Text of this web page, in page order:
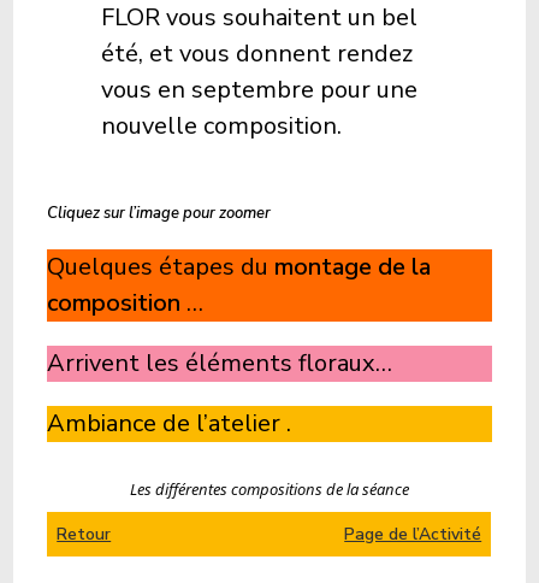
FLOR vous souhaitent un bel
été, et vous donnent rendez
vous en septembre pour une
nouvelle composition.
Cliquez sur l’image pour zoomer
Quelques étapes du montage de la
composition …
Arrivent les éléments floraux…
Ambiance de l’atelier .
Les différentes compositions de la séance
Retour Page de l’Activité